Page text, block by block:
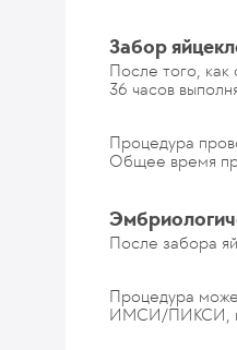
Забор
После того, как
36 часов
Процедура
Общее время
После забора
Процедура
ИМСИ/ПИКСИ,